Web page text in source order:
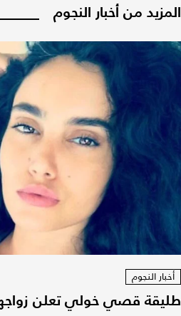
المزيد من أخبار النجوم
أخبار النجوم
طليقة قصي خولي تعلن